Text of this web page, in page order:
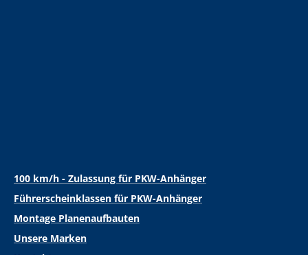
100 km/h - Zulassung für PKW-Anhänger
Führerscheinklassen für PKW-Anhänger
Montage Planenaufbauten
Unsere Marken